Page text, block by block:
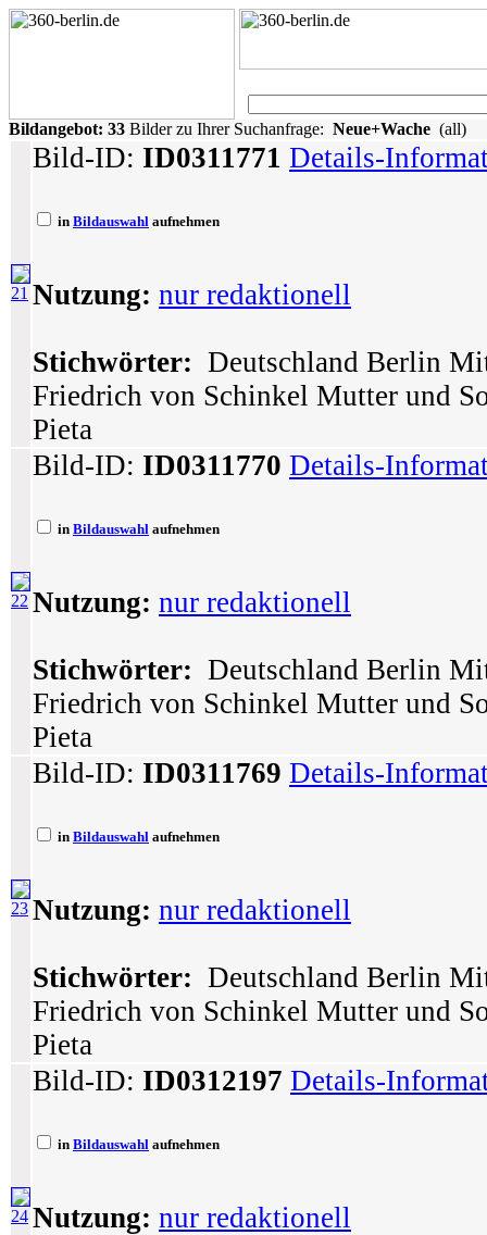
Bildangebot: 33 Bilder zu Ihrer Suchanfrage: Neue+Wache (all)
21
Bild-ID: ID0311771 Details-
in Bildauswahl aufnehmen
Nutzung: nur redaktionell
Stichwörter: Deutschland Berlin
Friedrich von Schinkel Mutter und
Pieta
22
Bild-ID: ID0311770 Details-
in Bildauswahl aufnehmen
Nutzung: nur redaktionell
Stichwörter: Deutschland Berlin
Friedrich von Schinkel Mutter und
Pieta
23
Bild-ID: ID0311769 Details-
in Bildauswahl aufnehmen
Nutzung: nur redaktionell
Stichwörter: Deutschland Berlin
Friedrich von Schinkel Mutter und
Pieta
24
Bild-ID: ID0312197 Details-
in Bildauswahl aufnehmen
Nutzung: nur redaktionell